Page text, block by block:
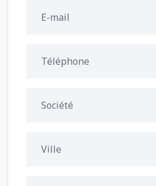
E-mail
Téléphone
Société
Ville